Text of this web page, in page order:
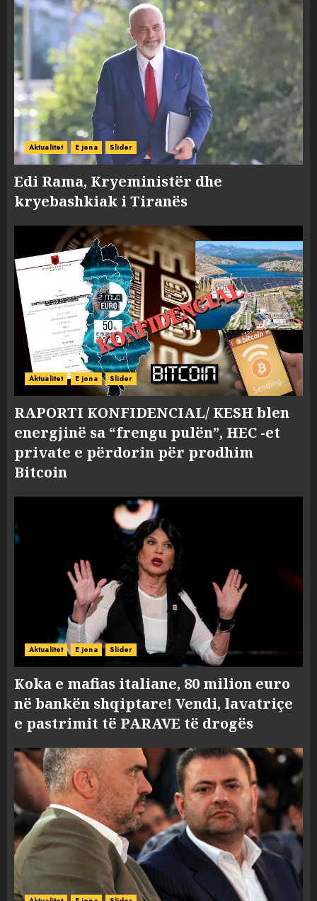
Aktualitet E jona Slider
Edi Rama, Kryeministër dhe
kryebashkiak i Tiranës
Aktualitet E jona Slider
RAPORTI KONFIDENCIAL/ KESH blen
energjinë sa “frengu pulën”, HEC -et
private e përdorin për prodhim
Bitcoin
Aktualitet E jona Slider
Koka e mafias italiane, 80 milion euro
në bankën shqiptare! Vendi, lavatriçe
e pastrimit të PARAVE të drogës